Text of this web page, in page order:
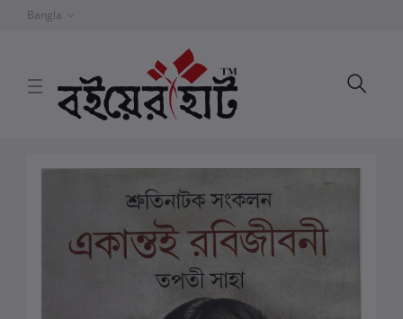
Bangla